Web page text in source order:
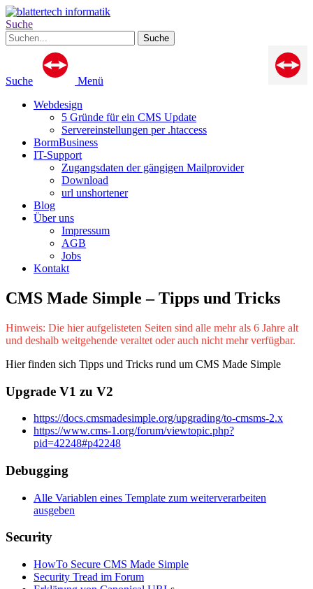
Suche
Suche
Menü
Webdesign
5 Gründe für ein CMS Update
Servereinstellungen per .htaccess
BormBusiness
IT-Support
Zugangsdaten der gängigen Mailprovider
Download
url unshortener
Blog
Über uns
Impressum
AGB
Jobs
Kontakt
CMS Made Simple – Tipps und Tricks
Hinweis: Die hier aufgelisteten Seiten sind alle mehr als 6 Jahre alt
und deshalb weitgehende veraltet oder auch nicht mehr verfügbar.
Hier finden sich Tipps und Tricks rund um CMS Made Simple
Upgrade V1 zu V2
https://docs.cmsmadesimple.org/upgrading/to-cmsms-2.x
https://www.cms-1.org/forum/viewtopic.php?
pid=42248#p42248
Debugging
Alle Variablen eines Template zum weiterverarbeiten
ausgeben
Security
HowTo Secure CMS Made Simple
Security Tread im Forum